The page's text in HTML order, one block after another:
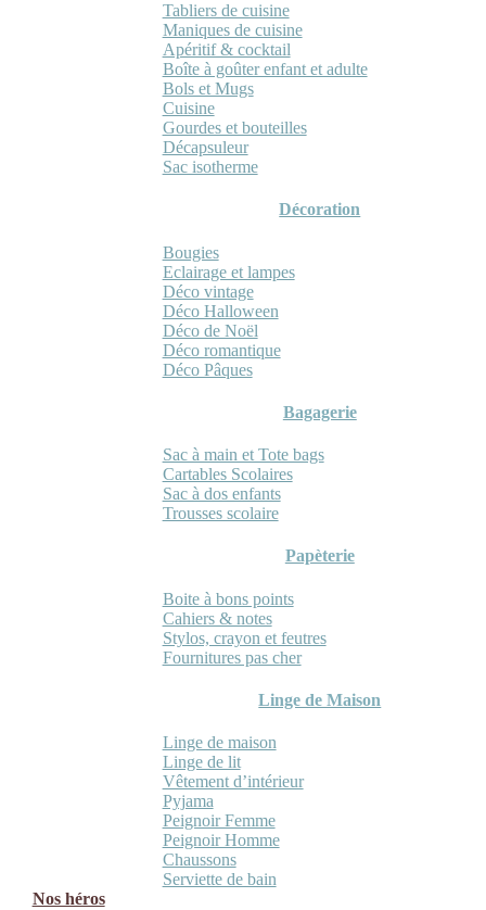
Tabliers de cuisine
Maniques de cuisine
Apéritif & cocktail
Boîte à goûter enfant et adulte
Bols et Mugs
Cuisine
Gourdes et bouteilles
Décapsuleur
Sac isotherme
Décoration
Bougies
Eclairage et lampes
Déco vintage
Déco Halloween
Déco de Noël
Déco romantique
Déco Pâques
Bagagerie
Sac à main et Tote bags
Cartables Scolaires
Sac à dos enfants
Trousses scolaire
Papèterie
Boite à bons points
Cahiers & notes
Stylos, crayon et feutres
Fournitures pas cher
Linge de Maison
Linge de maison
Linge de lit
Vêtement d’intérieur
Pyjama
Peignoir Femme
Peignoir Homme
Chaussons
Serviette de bain
Nos héros